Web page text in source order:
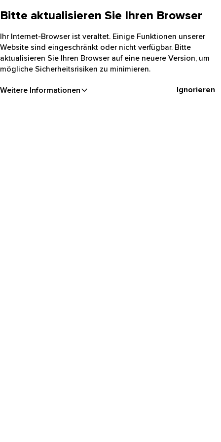
Bitte aktualisieren Sie Ihren Browser
Ihr Internet-Browser ist veraltet. Einige Funktionen unserer
Website sind eingeschränkt oder nicht verfügbar. Bitte
aktualisieren Sie Ihren Browser auf eine neuere Version, um
mögliche Sicherheitsrisiken zu minimieren.
Weitere Informationen Ignorieren